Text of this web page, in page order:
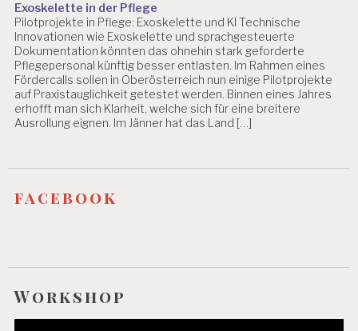
T
R
E
S
S
I
D
1
R
O
Exoskelette in der Pflege
Pilotprojekte in Pflege: Exoskelette und KI Technische
Innovationen wie Exoskelette und sprachgesteuerte
Dokumentation könnten das ohnehin stark geforderte
Pflegepersonal künftig besser entlasten. Im Rahmen eines
Fördercalls sollen in Oberösterreich nun einige Pilotprojekte
auf Praxistauglichkeit getestet werden. Binnen eines Jahres
erhofft man sich Klarheit, welche sich für eine breitere
Ausrollung eignen. Im Jänner hat das Land […]
facebook
Workshop